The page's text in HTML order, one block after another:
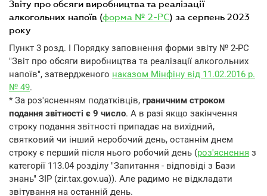
звіту про обсяги виробництва та реалізації
алкогольних напоїв (форма № 2-РС) за серпень 2023
року
Пункт 3 розд. I Порядку заповнення форми звіту № 2-РС
"Звіт про обсяги виробництва та реалізації алкогольних
напоїв", затвердженого наказом Мінфіну від 11.02.2016 р.
№ 49.
* За роз'ясненням податківців, граничним строком
подання звітності є 9 число. А в разі якщо закінчення
строку подання звітності припадає на вихідний,
святковий чи інший неробочий день, останнім днем
строку є перший після нього робочий день (роз'яснення з
категорії 113.04 розділу "Запитання - відповіді з Бази
знань" ЗІР (zir.tax.gov.ua)). Але радимо не відкладати
звітування на останній день.